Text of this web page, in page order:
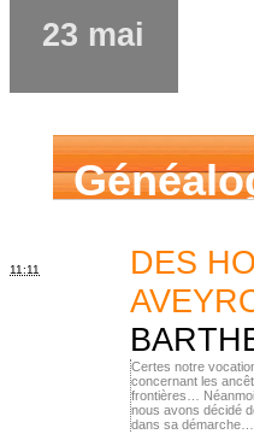
23 mai
11:11
DES
Certes notre
concernant les
frontières…
nous avons décidé
dans sa